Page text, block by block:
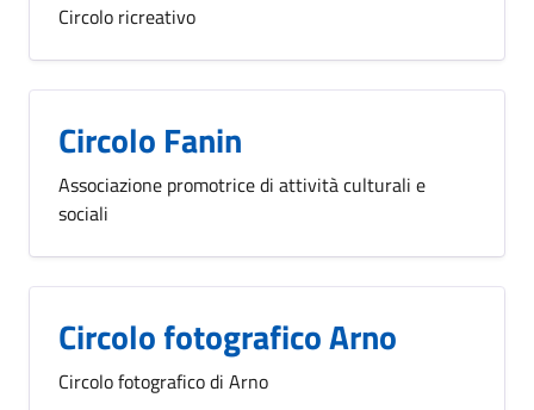
Circolo ricreativo
Circolo Fanin
Associazione promotrice di attività culturali e
sociali
Circolo fotografico Arno
Circolo fotografico di Arno